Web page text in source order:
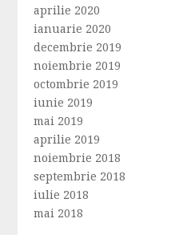
aprilie 2020
ianuarie 2020
decembrie 2019
noiembrie 2019
octombrie 2019
iunie 2019
mai 2019
aprilie 2019
noiembrie 2018
septembrie 2018
iulie 2018
mai 2018